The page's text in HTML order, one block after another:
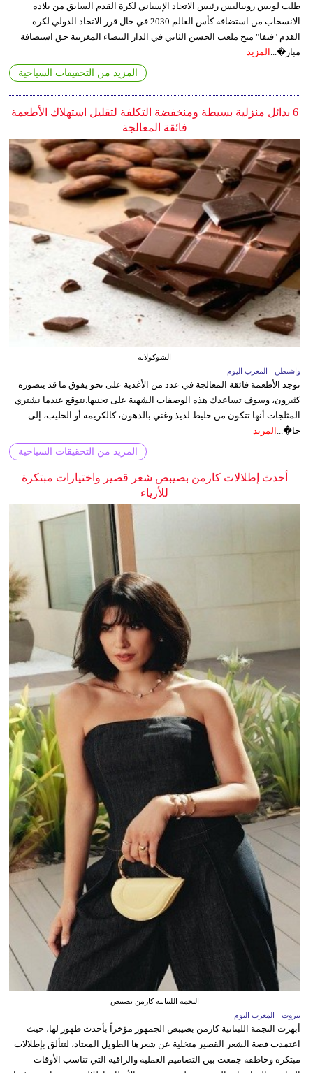
طلب لويس روبياليس رئيس الاتحاد الإسباني لكرة القدم السابق من بلاده
الانسحاب من استضافة كأس العالم 2030 في حال قرر الاتحاد الدولي لكرة
القدم "فيفا" منح ملعب الحسن الثاني في الدار البيضاء المغربية حق استضافة
مبار�... المزيد
المزيد من التحقيقات السياحية
6 بدائل منزلية بسيطة ومنخفضة التكلفة لتقليل استهلاك الأطعمة
فائقة المعالجة
الشوكولاتة
واشنطن - المغرب اليوم
توجد الأطعمة فائقة المعالجة في عدد من الأغذية على نحو يفوق ما قد يتصوره
كثيرون، وسوف تساعدك هذه الوصفات الشهية على تجنبها.نتوقع عندما نشتري
المثلجات أنها تتكون من خليط لذيذ وغني بالدهون، كالكريمة أو الحليب، إلى
جا�... المزيد
المزيد من التحقيقات السياحية
أحدث إطلالات كارمن بصيبص شعر قصير واختيارات مبتكرة
للأزياء
النجمة اللبنانية كارمن بصيبص
بيروت - المغرب اليوم
أبهرت النجمة اللبنانية كارمن بصيبص الجمهور مؤخراً بأحدث ظهور لها، حيث
اعتمدت قصة الشعر القصير متخلية عن شعرها الطويل المعتاد، لتتألق بإطلالات
مبتكرة وخاطفة جمعت بين التصاميم العملية والراقية التي تناسب الأوقات